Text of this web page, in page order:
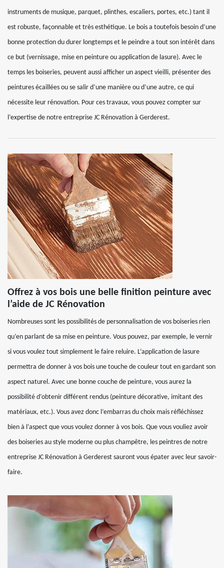
instruments de musique, parquet, plinthes, escaliers, portes, etc.) tant il
est robuste, façonnable et très esthétique. Le bois a toutefois besoin d’une
bonne protection du durer longtemps et le peindre a tout son intérêt dans
ce but (vernissage, mise en peinture ou application de lasure). Avec le
temps les boiseries, peuvent aussi afficher un aspect vieilli, présenter des
peintures écaillées ou se salir d’une manière ou d’une autre, ce qui
nécessite leur rénovation. Pour ces travaux, vous pouvez compter sur
l’expertise de notre entreprise JC Rénovation à Gerderest.
Offrez à vos bois une belle finition peinture avec
l’aide de JC Rénovation
Nombreuses sont les possibilités de personnalisation de vos boiseries rien
qu’en parlant de sa mise en peinture. Vous pouvez, par exemple, le vernir
si vous voulez tout simplement le faire reluire. L’application de lasure
permettra de donner à vos bois une touche de couleur tout en gardant son
aspect naturel. Avec une bonne couche de peinture, vous aurez la
possibilité d’obtenir différent rendus (peinture décorative, imitant des
matériaux, etc.). Vous avez donc l’embarras du choix mais réfléchissez
bien à l’aspect que vous voulez donner à vos bois. Que vous vouliez avoir
des boiseries au style moderne ou plus champêtre, les peintres de notre
entreprise JC Rénovation à Gerderest sauront vous épater avec leur savoir-
faire.